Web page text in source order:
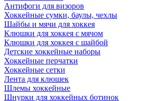
Антифоги для визоров
Хоккейные сумки, баулы, чехлы
Шайбы и мячи для хоккея
Клюшки для хоккея с мячом
Клюшки для хоккея с шайбой
Детские хоккейные наборы
Хоккейные перчатки
Хоккейные сетки
Лента для клюшек
Шлемы хоккейные
Шнурки для хоккейных ботинок